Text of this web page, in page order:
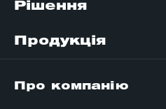
Рішення
Продукція
Про компанію